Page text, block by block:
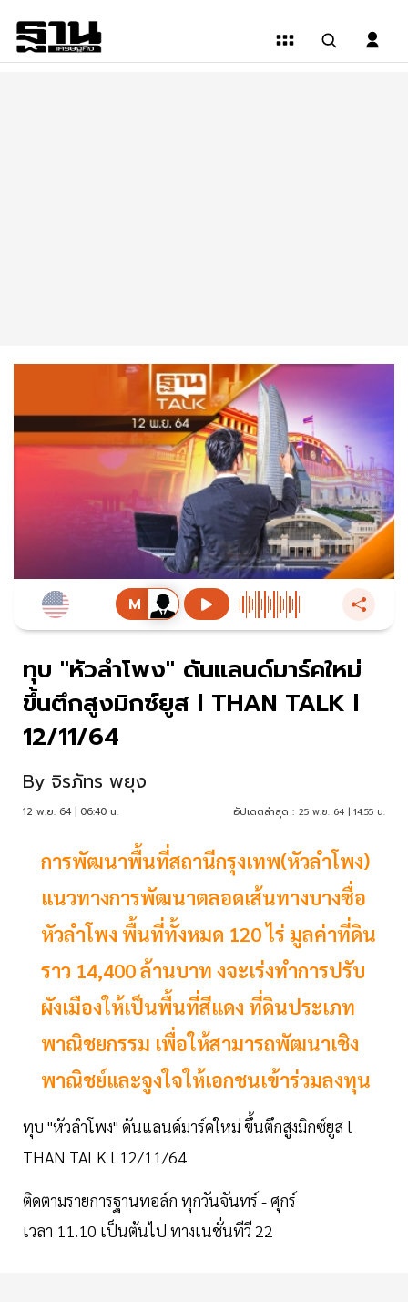
ทุบ "หัวลำโพง" ดันแลนด์มาร์คใหม่
ขึ้นตึกสูงมิกซ์ยูส l THAN TALK l
12/11/64
By จิรภัทร พยุง
12 พ.ย. 64 | 06:40 น. อัปเดตล่าสุด : 25 พ.ย. 64 | 14:55 น.
การพัฒนาพื้นที่สถานีกรุงเทพ(หัวลำโพง)
แนวทางการพัฒนาตลอดเส้นทางบางซื่อ
หัวลำโพง พื้นที่ทั้งหมด 120 ไร่ มูลค่าที่ดิน
ราว 14,400 ล้านบาท งจะเร่งทำการปรับ
ผังเมืองให้เป็นพื้นที่สีแดง ที่ดินประเภท
พาณิชยกรรม เพื่อให้สามารถพัฒนาเชิง
พาณิชย์และจูงใจให้เอกชนเข้าร่วมลงทุน
ทุบ "หัวลำโพง" ดันแลนด์มาร์คใหม่ ขึ้นตึกสูงมิกซ์ยูส l
THAN TALK l 12/11/64
ติดตามรายการฐานทอล์ก ทุกวันจันทร์ - ศุกร์
เวลา 11.10 เป็นต้นไป ทางเนชั่นทีวี 22